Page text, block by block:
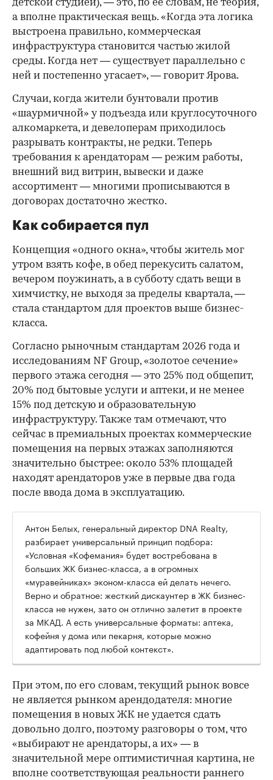
детской студией), — это, по ее словам, не теория,
а вполне практическая вещь. «Когда эта логика
выстроена правильно, коммерческая
инфраструктура становится частью жилой
среды. Когда нет — существует параллельно с
ней и постепенно угасает», — говорит Ярова.
Случаи, когда жители бунтовали против
«шаурмичной» у подъезда или круглосуточного
алкомаркета, и девелоперам приходилось
разрывать контракты, не редки. Теперь
требования к арендаторам — режим работы,
внешний вид витрин, вывески и даже
ассортимент — многими прописываются в
договорах достаточно жестко.
Как собирается пул
Концепция «одного окна», чтобы житель мог
утром взять кофе, в обед перекусить салатом,
вечером поужинать, а в субботу сдать вещи в
химчистку, не выходя за пределы квартала, —
стала стандартом для проектов выше бизнес-
класса.
Согласно рыночным стандартам 2026 года и
исследованиям NF Group, «золотое сечение»
первого этажа сегодня — это 25% под общепит,
20% под бытовые услуги и аптеки, и не менее
15% под детскую и образовательную
инфраструктуру. Также там отмечают, что
сейчас в премиальных проектах коммерческие
помещения на первых этажах заполняются
значительно быстрее: около 53% площадей
находят арендаторов уже в первые два года
после ввода дома в эксплуатацию.
Антон Белых, генеральный директор DNA Realty,
разбирает универсальный принцип подбора:
«Условная «Кофемания» будет востребована в
больших ЖК бизнес-класса, а в огромных
«муравейниках» эконом-класса ей делать нечего.
Верно и обратное: жесткий дискаунтер в ЖК бизнес-
класса не нужен, зато он отлично залетит в проекте
за МКАД. А есть универсальные форматы: аптека,
кофейня у дома или пекарня, которые можно
адаптировать под любой контекст».
При этом, по его словам, текущий рынок вовсе
не является рынком арендодателя: многие
помещения в новых ЖК не удается сдать
довольно долго, поэтому разговоры о том, что
«выбирают не арендаторы, а их» — в
значительной мере оптимистичная картина, не
вполне соответствующая реальности раннего